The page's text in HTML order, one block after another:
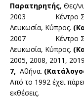
Παρατηρητής, Θες/
2003 Κέντρο
Λευκωσία, Κύπρος.
2007 Κέντρο
Λευκωσία, Κύπρος.
2005, 2008,
7, Αθήνα.
Από το 1992 έχει
εκθέσεις.